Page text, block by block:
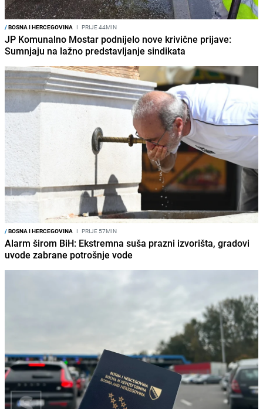
/BOSNA I HERCEGOVINA I PRIJE 44MIN
JP Komunalno Mostar podnijelo nove krivične prijave:
Sumnjaju na lažno predstavljanje sindikata
/BOSNA I HERCEGOVINA I PRIJE 57MIN
Alarm širom BiH: Ekstremna suša prazni izvorišta, gradovi
uvode zabrane potrošnje vode